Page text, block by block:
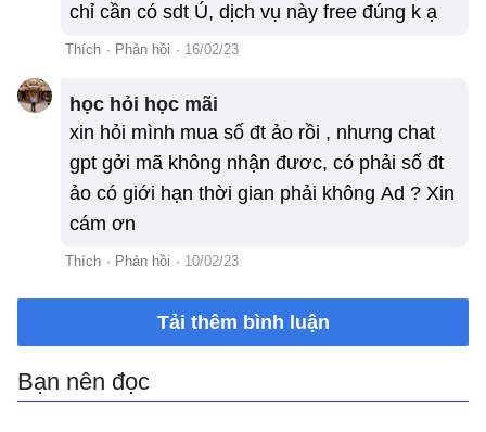
chỉ cần có sdt Ú, dịch vụ này free đúng k ạ
Thích · Phản hồi · 16/02/23
học hỏi học mãi
xin hỏi mình mua số đt ảo rồi , nhưng chat
gpt gởi mã không nhận đươc, có phải số đt
ảo có giới hạn thời gian phải không Ad ? Xin
cám ơn
Thích · Phản hồi · 10/02/23
Tải thêm bình luận
Bạn nên đọc